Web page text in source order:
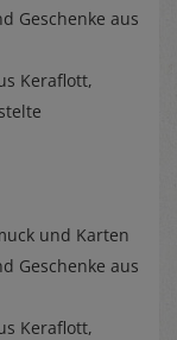
Geschenke aus
Keraflott,
und Karten
Geschenke aus
Keraflott,